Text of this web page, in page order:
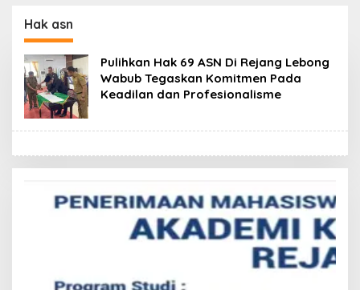
Memperkuat
Kedaulatan Digital
Indonesia
Hak asn
Pulihkan Hak 69 ASN Di Rejang Lebong
Wabub Tegaskan Komitmen Pada
Keadilan dan Profesionalisme